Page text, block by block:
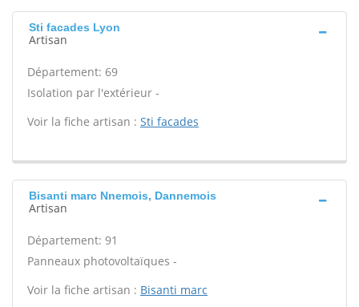
Sti facades Lyon
Artisan
Département: 69
Isolation par l'extérieur -
Voir la fiche artisan : Sti facades
Bisanti marc Nnemois, Dannemois
Artisan
Département: 91
Panneaux photovoltaïques -
Voir la fiche artisan : Bisanti marc